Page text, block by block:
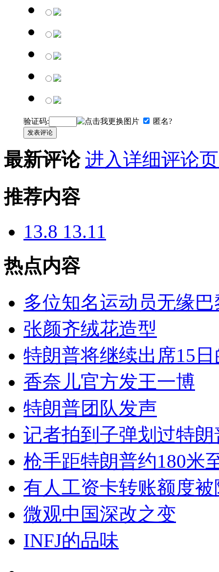
验证码: 匿名?
发表评论
最新评论 进入详细评论
推荐内容
13.8 13.11
热点内容
多位知名运动员无缘
张颜齐绒花造型
特朗普将继续出席15
香奈儿官方发王一博
特朗普团队发声
记者拍到子弹划过特
枪手距特朗普约180米
有人工资卡转账额度被
微观中国深改之变
INFJ的品味